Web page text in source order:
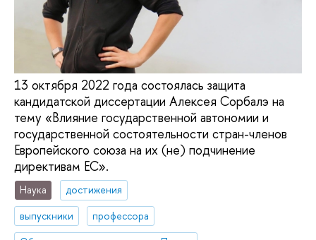
13 октября 2022 года состоялась защита
кандидатской диссертации Алексея Сорбалэ на
тему «Влияние государственной автономии и
государственной состоятельности стран-членов
Европейского союза на их (не) подчинение
директивам ЕС».
Наука
достижения
выпускники
профессора